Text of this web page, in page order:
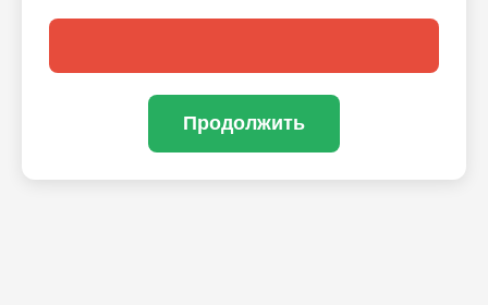
Продолжить